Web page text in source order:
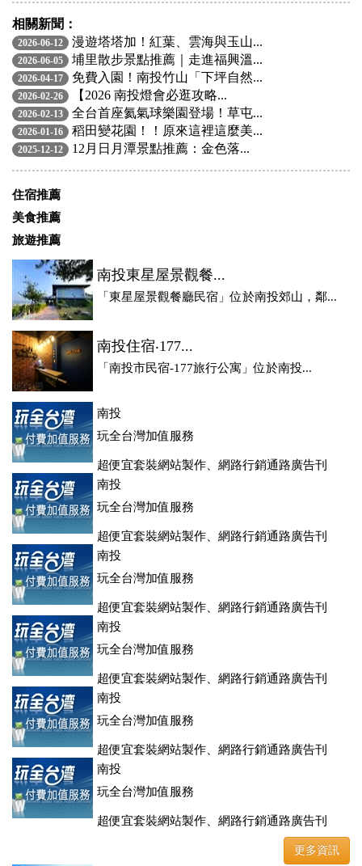
相關新聞：
2026-06-12 漫遊塔塔加！紅葉、雲海與玉山...
2026-06-05 埔里散步景點推薦｜走進福興溫...
2026-04-17 免費入園！南投竹山「下坪自然...
2026-02-26 【2026 南投燈會必逛攻略...
2026-02-13 全台首座氦氣球樂園登場！草屯...
2026-01-16 稻田變花園！！原來這裡這麼美...
2025-12-12 12月日月潭景點推薦：金色落...
住宿推薦
美食推薦
旅遊推薦
南投東星屋景觀餐...
「東星屋景觀餐廳民宿」位於南投郊山，鄰...
南投住宿‧177...
「南投市民宿-177旅行公寓」位於南投...
南投
玩全台灣加值服務
超便宜套裝網站製作、網路行銷通路廣告刊
登、訂房系統、客房委託旅行社銷售，全面優惠中....
南投
玩全台灣加值服務
超便宜套裝網站製作、網路行銷通路廣告刊
登、訂房系統、客房委託旅行社銷售，全面優惠中....
南投
玩全台灣加值服務
超便宜套裝網站製作、網路行銷通路廣告刊
登、訂房系統、客房委託旅行社銷售，全面優惠中....
南投
玩全台灣加值服務
超便宜套裝網站製作、網路行銷通路廣告刊
登、訂房系統、客房委託旅行社銷售，全面優惠中....
南投
玩全台灣加值服務
超便宜套裝網站製作、網路行銷通路廣告刊
登、訂房系統、客房委託旅行社銷售，全面優惠中....
南投
玩全台灣加值服務
超便宜套裝網站製作、網路行銷通路廣告刊
登、訂房系統、客房委託旅行社銷售，全面優惠中....
更多資訊